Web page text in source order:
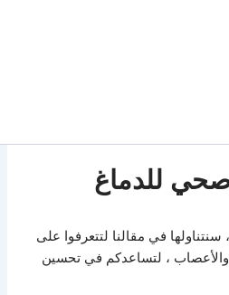
للدماغ
في مقالنا لتتعرفوا على
والأعصاب ، لتساعدكم في تحسين